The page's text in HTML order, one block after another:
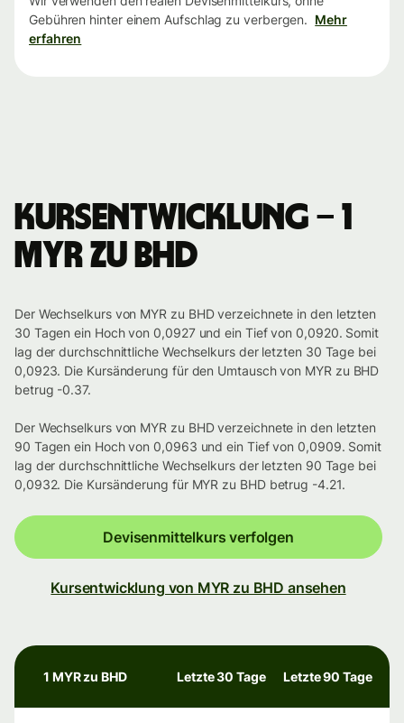
Gebühren hinter einem Aufschlag zu verbergen. Mehr
erfahren
Kursentwicklung – 1
MYR zu BHD
Der Wechselkurs von MYR zu BHD verzeichnete in den letzten
30 Tagen ein Hoch von 0,0927 und ein Tief von 0,0920. Somit
lag der durchschnittliche Wechselkurs der letzten 30 Tage bei
0,0923. Die Kursänderung für den Umtausch von MYR zu BHD
betrug -0.37.
Der Wechselkurs von MYR zu BHD verzeichnete in den letzten
90 Tagen ein Hoch von 0,0963 und ein Tief von 0,0909. Somit
lag der durchschnittliche Wechselkurs der letzten 90 Tage bei
0,0932. Die Kursänderung für MYR zu BHD betrug -4.21.
Devisenmittelkurs verfolgen
Kursentwicklung von MYR zu BHD ansehen
1 MYR zu BHD Letzte 30 Tage Letzte 90 Tage